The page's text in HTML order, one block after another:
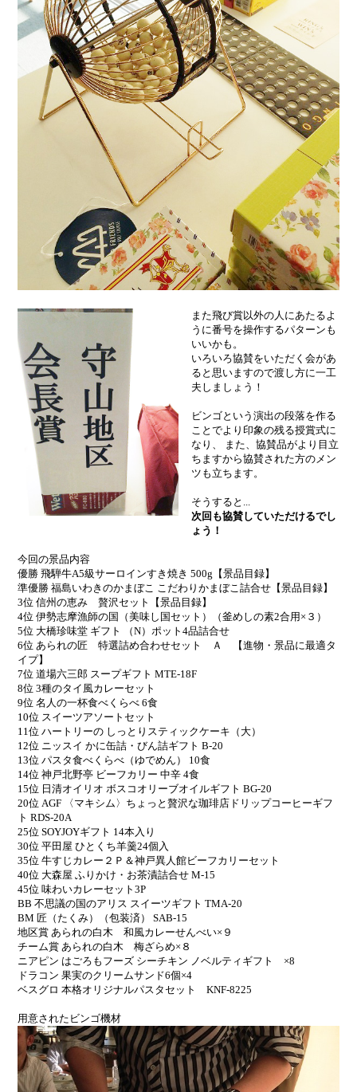
また飛び賞以外の人にあたるよ
うに番号を操作するパターンも
いいかも。
いろいろ協賛をいただく会があ
ると思いますので渡し方に一工
夫しましょう！
ビンゴという演出の段落を作る
ことでより印象の残る授賞式に
なり、 また、協賛品がより目立
ちますから協賛された方のメン
ツも立ちます。
そうすると...
次回も協賛していただけるでし
ょう！
今回の景品内容
優勝 飛騨牛A5級サーロインすき焼き 500g【景品目録】
準優勝 福島いわきのかまぼこ こだわりかまぼこ詰合せ【景品目録】
3位 信州の恵み 贅沢セット【景品目録】
4位 伊勢志摩漁師の国（美味し国セット）（釜めしの素2合用×３）
5位 大橋珍味堂 ギフト （N）ポット4品詰合せ
6位 あられの匠 特選詰め合わせセット Ａ 【進物・景品に最適タ
イプ】
7位 道場六三郎 スープギフト MTE-18F
8位 3種のタイ風カレーセット
9位 名人の一杯食べくらべ 6食
10位 スイーツアソートセット
11位 ハートリーの しっとりスティックケーキ（大）
12位 ニッスイ かに缶詰・びん詰ギフト B-20
13位 パスタ食べくらべ（ゆでめん） 10食
14位 神戸北野亭 ビーフカリー 中辛 4食
15位 日清オイリオ ボスコオリーブオイルギフト BG-20
20位 AGF 〈マキシム〉ちょっと贅沢な珈琲店ドリップコーヒーギフ
ト RDS-20A
25位 SOYJOYギフト 14本入り
30位 平田屋 ひとくち羊羹24個入
35位 牛すじカレー２Ｐ＆神戸異人館ビーフカリーセット
40位 大森屋 ふりかけ・お茶漬詰合せ M-15
45位 味わいカレーセット3P
BB 不思議の国のアリス スイーツギフト TMA-20
BM 匠（たくみ）（包装済） SAB-15
地区賞 あられの白木 和風カレーせんべい×９
チーム賞 あられの白木 梅ざらめ×８
ニアピン はごろもフーズ シーチキン ノベルティギフト ×8
ドラコン 果実のクリームサンド6個×4
ベスグロ 本格オリジナルパスタセット KNF-8225
用意されたビンゴ機材